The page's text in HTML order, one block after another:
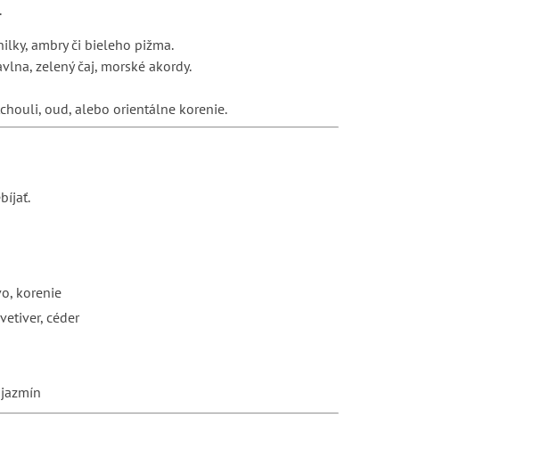
ambry či bieleho pižma.
zelený čaj, morské akordy.
oud, alebo orientálne korenie.
korenie
céder